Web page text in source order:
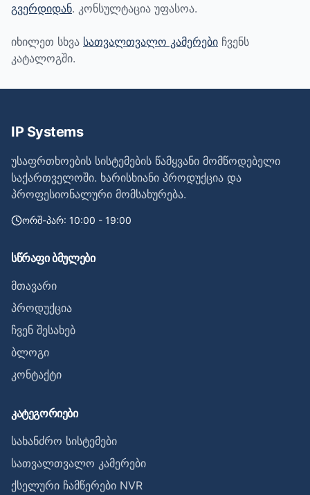
გვერდიდან. კონსულტაცია უფასოა.
იხილეთ სხვა სათვალთვალო კამერები ჩვენს
კატალოგში.
IP Systems
უსაფრთხოების სისტემების წამყვანი მომწოდებელი
საქართველოში. ხარისხიანი პროდუქცია და
პროფესიონალური მომსახურება.
ორშ-პარ: 10:00 - 19:00
სწრაფი ბმულები
მთავარი
პროდუქცია
ჩვენ შესახებ
ბლოგი
კონტაქტი
კატეგორიები
სახანძრო სისტემები
სათვალთვალო კამერები
ქსელური ჩამწერები NVR